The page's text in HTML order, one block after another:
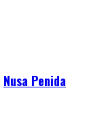
Nusa Penida